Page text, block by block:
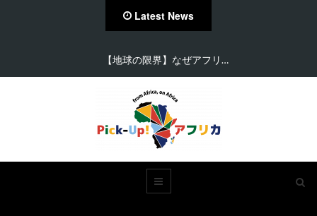
Latest News
【在住者が語る】セネガル…